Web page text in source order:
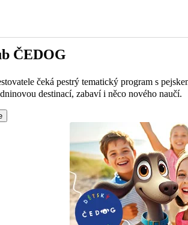
ČEDOG
čeká pestrý tematický program s
destinací, zabaví i něco nového naučí.